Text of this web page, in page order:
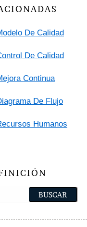
De Calidad
De Calidad
Continua
De Flujo
Humanos